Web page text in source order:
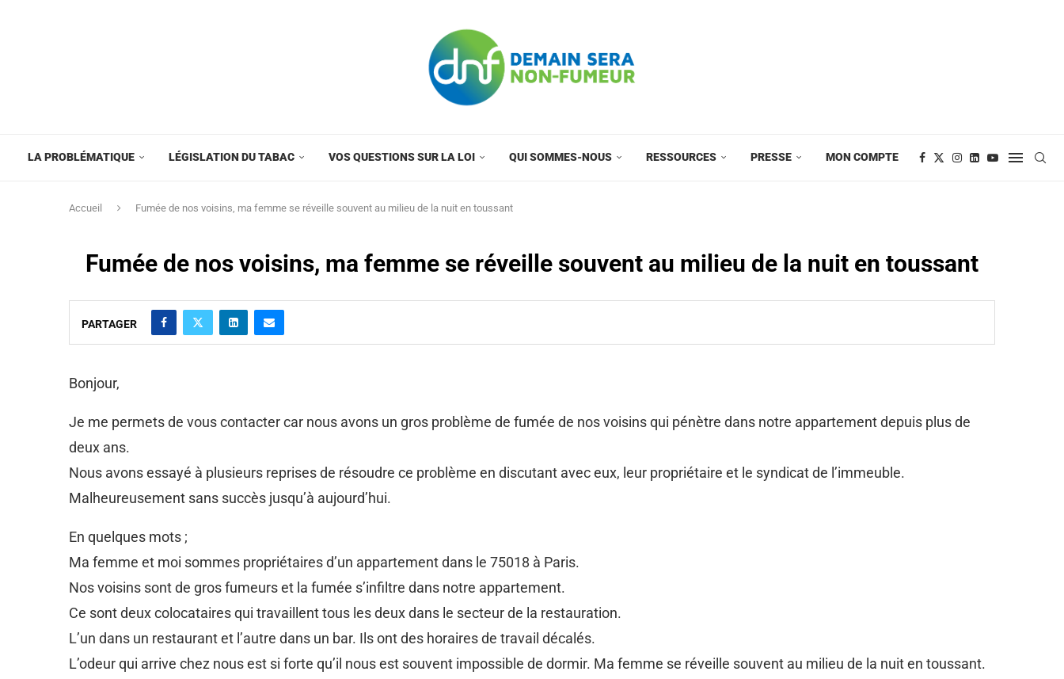
LA PROBLÉMATIQUE LÉGISLATION DU TABAC VOS QUESTIONS SUR LA LOI QUI SOMMES-NOUS RESSOURCES PRESSE MON COMPTE
Accueil Fumée de nos voisins, ma femme se réveille souvent au milieu de la nuit en toussant
Fumée de nos voisins, ma femme se réveille souvent au milieu de la nuit en toussant
PARTAGER
Bonjour,
Je me permets de vous contacter car nous avons un gros problème de fumée de nos voisins qui pénètre dans notre appartement depuis plus de
deux ans.
Nous avons essayé à plusieurs reprises de résoudre ce problème en discutant avec eux, leur propriétaire et le syndicat de l’immeuble.
Malheureusement sans succès jusqu’à aujourd’hui.
En quelques mots ;
Ma femme et moi sommes propriétaires d’un appartement dans le 75018 à Paris.
Nos voisins sont de gros fumeurs et la fumée s’infiltre dans notre appartement.
Ce sont deux colocataires qui travaillent tous les deux dans le secteur de la restauration.
L’un dans un restaurant et l’autre dans un bar. Ils ont des horaires de travail décalés.
L’odeur qui arrive chez nous est si forte qu’il nous est souvent impossible de dormir. Ma femme se réveille souvent au milieu de la nuit en toussant.